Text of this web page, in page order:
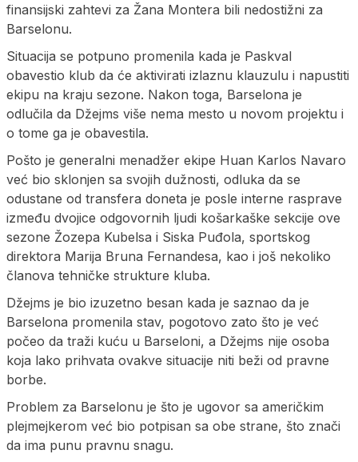
finansijski zahtevi za Žana Montera bili nedostižni za
Barselonu.
Situacija se potpuno promenila kada je Paskval
obavestio klub da će aktivirati izlaznu klauzulu i napustiti
ekipu na kraju sezone. Nakon toga, Barselona je
odlučila da Džejms više nema mesto u novom projektu i
o tome ga je obavestila.
Pošto je generalni menadžer ekipe Huan Karlos Navaro
već bio sklonjen sa svojih dužnosti, odluka da se
odustane od transfera doneta je posle interne rasprave
između dvojice odgovornih ljudi košarkaške sekcije ove
sezone Žozepa Kubelsa i Siska Puđola, sportskog
direktora Marija Bruna Fernandesa, kao i još nekoliko
članova tehničke strukture kluba.
Džejms je bio izuzetno besan kada je saznao da je
Barselona promenila stav, pogotovo zato što je već
počeo da traži kuću u Barseloni, a Džejms nije osoba
koja lako prihvata ovakve situacije niti beži od pravne
borbe.
Problem za Barselonu je što je ugovor sa američkim
plejmejkerom već bio potpisan sa obe strane, što znači
da ima punu pravnu snagu.